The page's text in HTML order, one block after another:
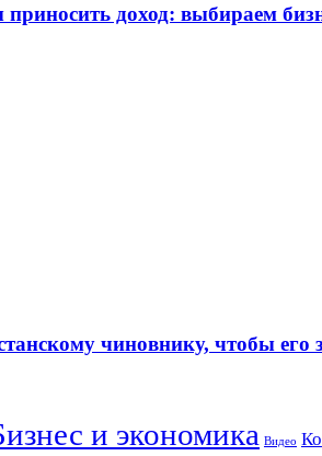
доход: выбираем
чиновнику, чтобы
и экономика Видео